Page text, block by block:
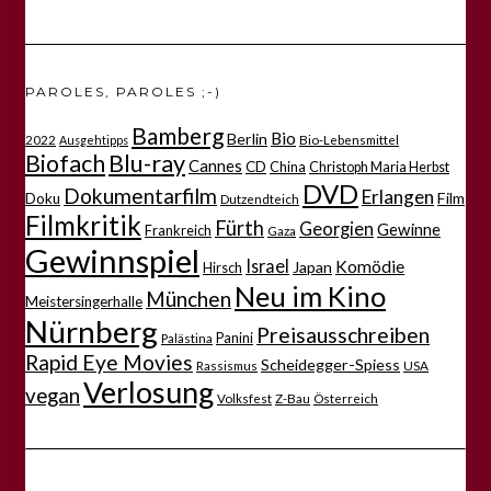
PAROLES, PAROLES ;-)
2022 Ausgehtipps BambergBerlin Bio Bio-Lebensmittel
Biofach Blu-rayCannes CD China Christoph Maria Herbst
Doku Dokumentarfilm Dutzendteich DVD Erlangen Film
Filmkritik Frankreich Fürth Gaza Georgien Gewinne
Gewinnspiel Hirsch Israel Japan Komödie
Meistersingerhalle München Neu im Kino
Nürnberg Palästina Panini Preisausschreiben
Rapid Eye Movies Rassismus Scheidegger-Spiess USA
veganVerlosung Volksfest Z-Bau Österreich